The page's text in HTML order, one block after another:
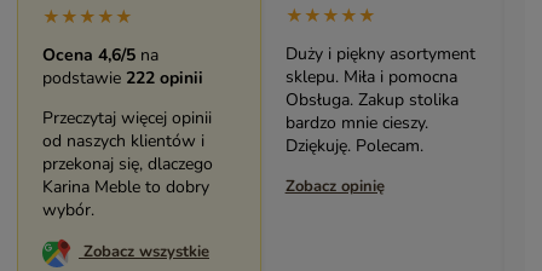
★★★★★
Ocena 4,6/5 na
podstawie 222 opinii
Przeczytaj więcej opinii
od naszych klientów i
przekonaj się, dlaczego
Karina Meble to dobry
wybór.
Zobacz wszystkie
★★★★★
Duży i piękny asortyment
sklepu. Miła i pomocna
Obsługa. Zakup stolika
bardzo mnie cieszy.
Dziękuję. Polecam.
Zobacz opinię